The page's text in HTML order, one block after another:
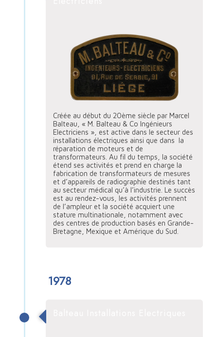
Créée au début du 20ème siècle par Marcel
Balteau, « M. Balteau & Co Ingénieurs
Electriciens », est active dans le secteur des
installations électriques ainsi que dans la
réparation de moteurs et de
transformateurs. Au fil du temps, la société
étend ses activités et prend en charge la
fabrication de transformateurs de mesures
et d’appareils de radiographie destinés tant
au secteur médical qu’à l’industrie. Le succès
est au rendez-vous, les activités prennent
de l’ampleur et la société acquiert une
stature multinationale, notamment avec
des centres de production basés en Grande-
Bretagne, Mexique et Amérique du Sud.
1978